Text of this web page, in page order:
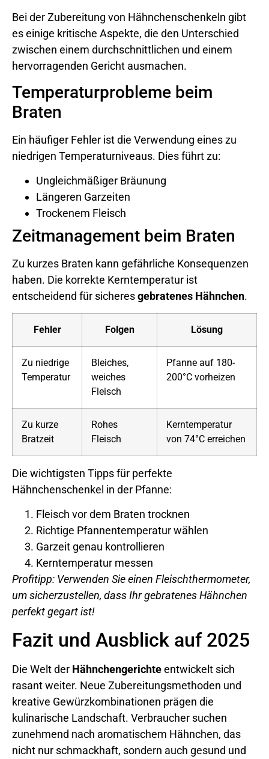
Bei der Zubereitung von Hähnchenschenkeln gibt
es einige kritische Aspekte, die den Unterschied
zwischen einem durchschnittlichen und einem
hervorragenden Gericht ausmachen.
Temperaturprobleme beim
Braten
Ein häufiger Fehler ist die Verwendung eines zu
niedrigen Temperaturniveaus. Dies führt zu:
Ungleichmäßiger Bräunung
Längeren Garzeiten
Trockenem Fleisch
Zeitmanagement beim Braten
Zu kurzes Braten kann gefährliche Konsequenzen
haben. Die korrekte Kerntemperatur ist
entscheidend für sicheresgebratenes Hähnchen.
Fehler Folgen Lösung
Zu niedrige
Temperatur
Bleiches,
weiches
Fleisch
Pfanne auf 180-
200°C vorheizen
Zu kurze
Bratzeit
Rohes
Fleisch
Kerntemperatur
von 74°C erreichen
Die wichtigsten Tipps für perfekte
Hähnchenschenkel in der Pfanne:
Fleisch vor dem Braten trocknen
Richtige Pfannentemperatur wählen
Garzeit genau kontrollieren
Kerntemperatur messen
Profitipp: Verwenden Sie einen Fleischthermometer,
um sicherzustellen, dass Ihr gebratenes Hähnchen
perfekt gegart ist!
Fazit und Ausblick auf 2025
Die Welt der Hähnchengerichteentwickelt sich
rasant weiter. Neue Zubereitungsmethoden und
kreative Gewürzkombinationen prägen die
kulinarische Landschaft. Verbraucher suchen
zunehmend nach aromatischem Hähnchen, das
nicht nur schmackhaft, sondern auch gesund und